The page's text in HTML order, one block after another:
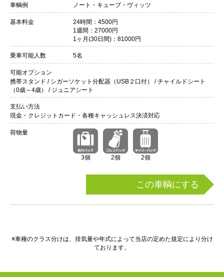
車輌例 ノート・キューブ・ヴィッツ
基本料金
24時間：4500円
1週間：27000円
1ヶ月(30日間)：81000円
乗車可能人数 5名
可能オプション
携帯スタンド / シガーソケット分配器（USB２口付） / チャイルドシート
（0歳～4歳） / ジュニアシート
支払い方法
現金・クレジットカード・各種キャッシュレス決済対応
荷物量
3個 2個 2個
この車輌にする
※車種のクラス分けは、排気量や年式によって当店の定めた規定により分け
ております。